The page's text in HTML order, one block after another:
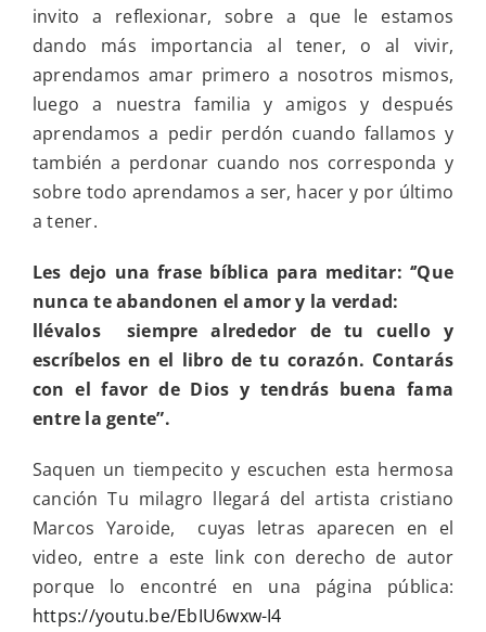
invito a reflexionar, sobre a que le estamos
dando más importancia al tener, o al vivir,
aprendamos amar primero a nosotros mismos,
luego a nuestra familia y amigos y después
aprendamos a pedir perdón cuando fallamos y
también a perdonar cuando nos corresponda y
sobre todo aprendamos a ser, hacer y por último
a tener.
Les dejo una frase bíblica para meditar: ‘’Que
nunca te abandonen el amor y la verdad:
llévalos siempre alrededor de tu cuello y
escríbelos en el libro de tu corazón. Contarás
con el favor de Dios y tendrás buena fama
entre la gente”.
Saquen un tiempecito y escuchen esta hermosa
canción Tu milagro llegará del artista cristiano
Marcos Yaroide, cuyas letras aparecen en el
video, entre a este link con derecho de autor
porque lo encontré en una página pública:
https://youtu.be/EbIU6wxw-I4